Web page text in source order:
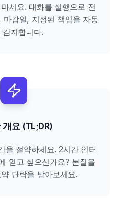
세요. 대화를 실행으로 전
마감일, 지정된 책임을 자동
감지합니다.
개요 (TL;DR)
을 절약하세요. 2시간 인터
얻고 싶으신가요? 본질을
단락을 받아보세요.